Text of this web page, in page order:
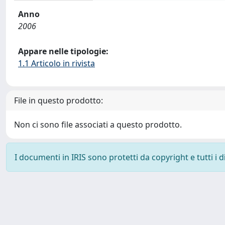
Anno
2006
Appare nelle tipologie:
1.1 Articolo in rivista
File in questo prodotto:
Non ci sono file associati a questo prodotto.
I documenti in IRIS sono protetti da copyright e tutti i